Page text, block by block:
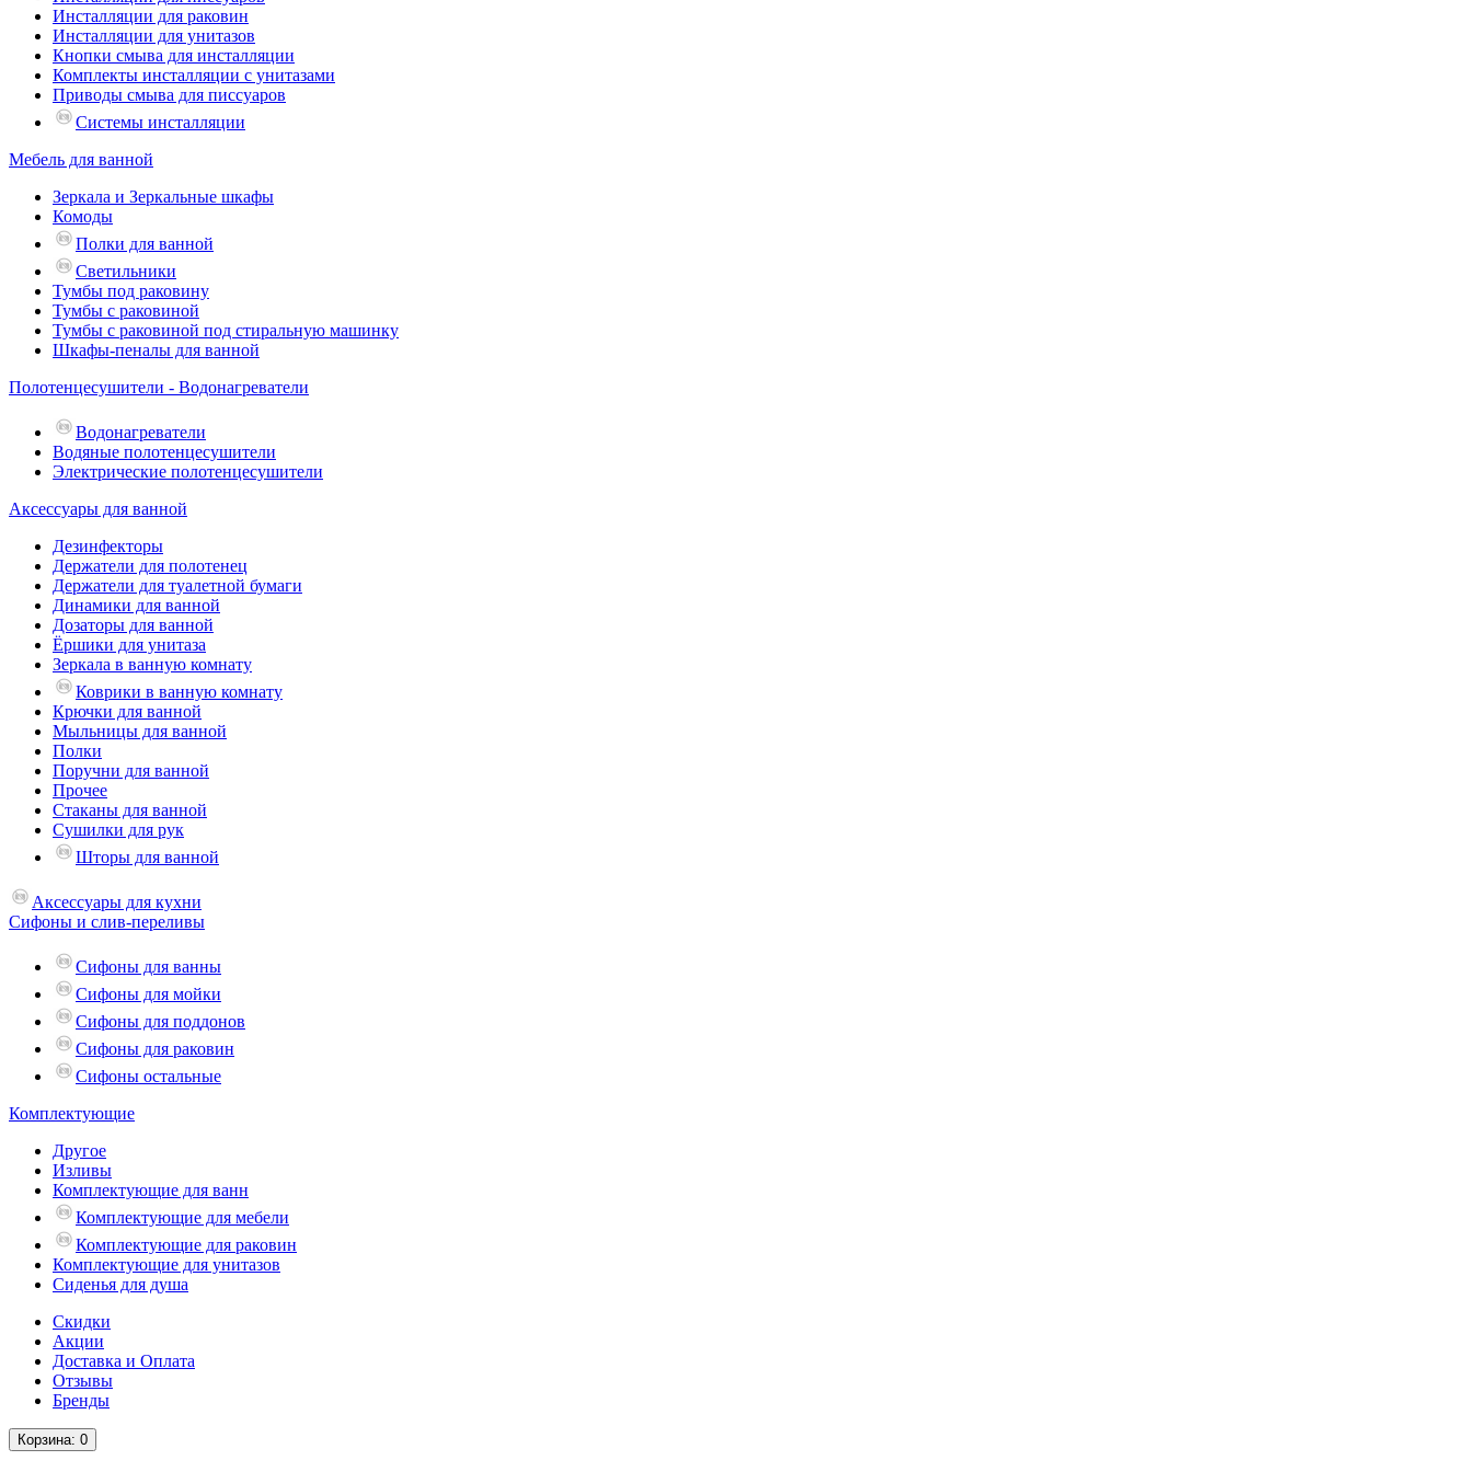
Инсталляции для раковин
Инсталляции для унитазов
Кнопки смыва для инсталляции
Комплекты инсталляции с унитазами
Приводы смыва для писсуаров
Системы инсталляции
Мебель для ванной
Зеркала и Зеркальные шкафы
Комоды
Полки для ванной
Светильники
Тумбы под раковину
Тумбы с раковиной
Тумбы с раковиной под стиральную машинку
Шкафы-пеналы для ванной
Полотенцесушители - Водонагреватели
Водонагреватели
Водяные полотенцесушители
Электрические полотенцесушители
Аксессуары для ванной
Дезинфекторы
Держатели для полотенец
Держатели для туалетной бумаги
Динамики для ванной
Дозаторы для ванной
Ёршики для унитаза
Зеркала в ванную комнату
Коврики в ванную комнату
Крючки для ванной
Мыльницы для ванной
Полки
Поручни для ванной
Прочее
Стаканы для ванной
Сушилки для рук
Шторы для ванной
Аксессуары для кухни
Сифоны и слив-переливы
Сифоны для ванны
Сифоны для мойки
Сифоны для поддонов
Сифоны для раковин
Сифоны остальные
Комплектующие
Другое
Изливы
Комплектующие для ванн
Комплектующие для мебели
Комплектующие для раковин
Комплектующие для унитазов
Сиденья для душа
Скидки
Акции
Доставка и Оплата
Отзывы
Бренды
Корзина: 0